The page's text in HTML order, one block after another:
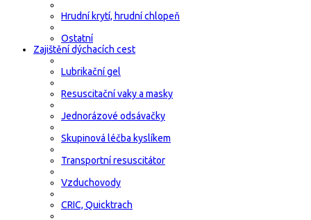
Hrudní krytí, hrudní chlopeň
Ostatní
Zajištění dýchacích cest
Lubrikační gel
Resuscitační vaky a masky
Jednorázové odsávačky
Skupinová léčba kyslíkem
Transportní resuscitátor
Vzduchovody
CRIC, Quicktrach